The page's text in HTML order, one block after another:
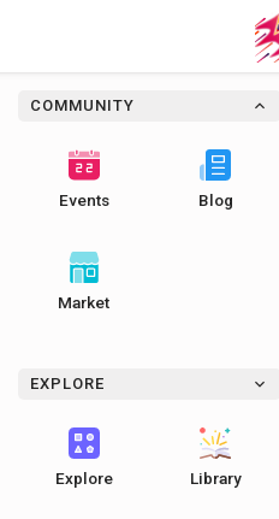
COMMUNITY
Events Blog
Market
EXPLORE
Explore Library